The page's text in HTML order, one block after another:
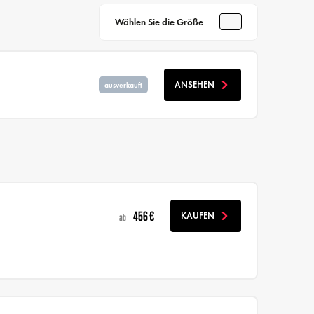
Wählen Sie die Größe
ausverkauft ANSEHEN
ab 456 € KAUFEN